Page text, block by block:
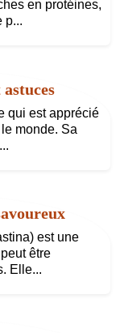
en protéines,
p...
qui est apprécié
monde. Sa
est une
être
Elle...